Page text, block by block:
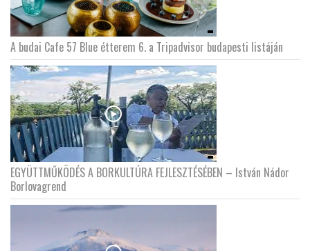
A budai Cafe 57 Blue étterem 6. a Tripadvisor budapesti listáján
EGYÜTTMŰKÖDÉS A BORKULTÚRA FEJLESZTÉSÉBEN – István Nádor
Borlovagrend